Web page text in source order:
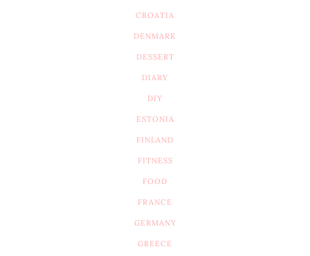
CROATIA
DENMARK
DESSERT
DIARY
DIY
ESTONIA
FINLAND
FITNESS
FOOD
FRANCE
GERMANY
GREECE